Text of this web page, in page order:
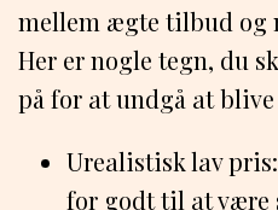
mellem ægte tilbud og
Her er nogle tegn, du
på for at undgå at
Urealistisk lav
for godt til at være